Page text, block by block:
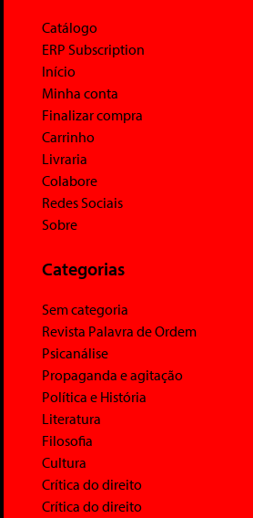
Catálogo
ERP Subscription
Início
Minha conta
Finalizar compra
Carrinho
Livraria
Colabore
Redes Sociais
Sobre
Categorias
Sem categoria
Revista Palavra de Ordem
Psicanálise
Propaganda e agitação
Política e História
Literatura
Filosofia
Cultura
Crítica do direito
Crítica do direito